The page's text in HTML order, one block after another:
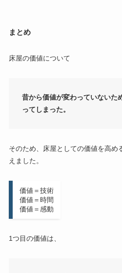
まとめ
床屋の価値について
昔から価値が変わっていないた
ってしまった。
そのため、床屋としての価値を高め
えました。
価値＝技術
価値＝時間
価値＝感動
1つ目の価値は、